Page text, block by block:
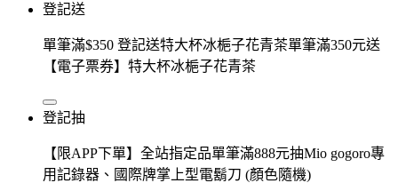
登記送
單筆滿$350 登記送特大杯冰梔子花青茶單筆滿350元送
【電子票券】特大杯冰梔子花青茶
登記抽
【限APP下單】全站指定品單筆滿888元抽Mio gogoro專
用記錄器、國際牌掌上型電鬍刀 (顏色隨機)